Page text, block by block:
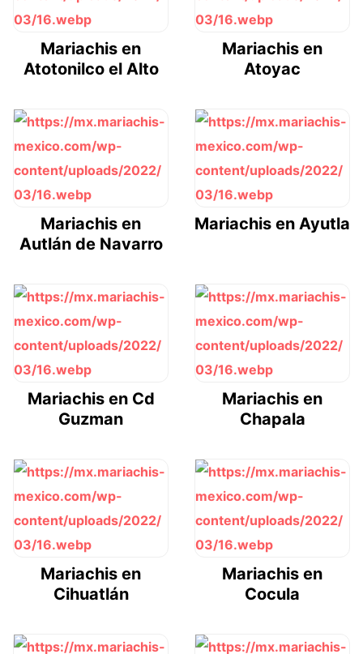
Mariachis en
Atotonilco el Alto
Mariachis en
Atoyac
Mariachis en
Autlán de Navarro
Mariachis en Ayutla
Mariachis en Cd
Guzman
Mariachis en
Chapala
Mariachis en
Cihuatlán
Mariachis en
Cocula